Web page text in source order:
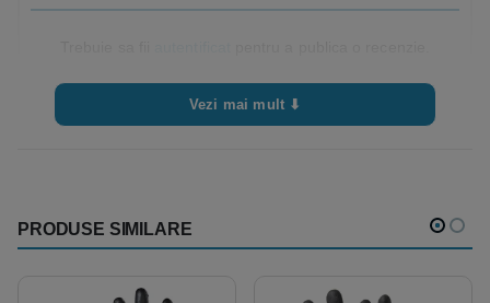
Vezi mai mult ⬇
PRODUSE SIMILARE